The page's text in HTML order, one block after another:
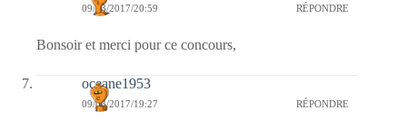
09/03/2017/20:59 RÉPONDRE
Bonsoir et merci pour ce concours,
oceane1953
09/03/2017/19:27 RÉPONDRE